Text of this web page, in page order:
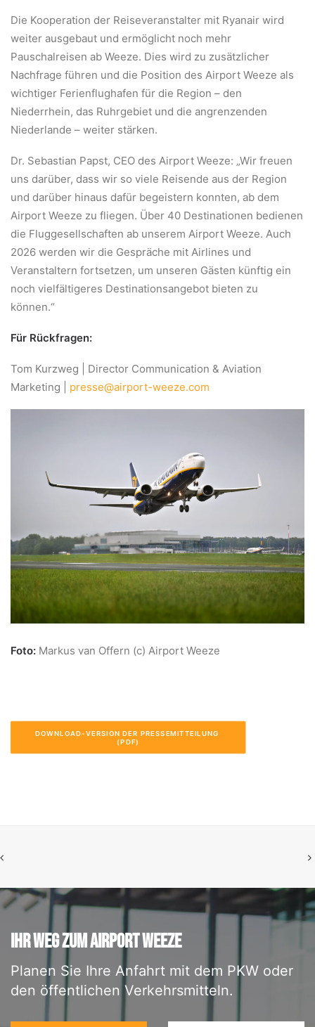
Die Kooperation der Reiseveranstalter mit Ryanair wird
weiter ausgebaut und ermöglicht noch mehr
Pauschalreisen ab Weeze. Dies wird zu zusätzlicher
Nachfrage führen und die Position des Airport Weeze als
wichtiger Ferienflughafen für die Region – den
Niederrhein, das Ruhrgebiet und die angrenzenden
Niederlande – weiter stärken.
Dr. Sebastian Papst, CEO des Airport Weeze: „Wir freuen
uns darüber, dass wir so viele Reisende aus der Region
und darüber hinaus dafür begeistern konnten, ab dem
Airport Weeze zu fliegen. Über 40 Destinationen bedienen
die Fluggesellschaften ab unserem Airport Weeze. Auch
2026 werden wir die Gespräche mit Airlines und
Veranstaltern fortsetzen, um unseren Gästen künftig ein
noch vielfältigeres Destinationsangebot bieten zu
können.“
Für Rückfragen:
Tom Kurzweg | Director Communication & Aviation
Marketing | presse@airport-weeze.com
Foto: Markus van Offern (c) Airport Weeze
DOWNLOAD-VERSION DER PRESSEMITTEILUNG
(PDF)
IHR WEG ZUM AIRPORT WEEZE
Planen Sie Ihre Anfahrt mit dem PKW oder
den öffentlichen Verkehrsmitteln.